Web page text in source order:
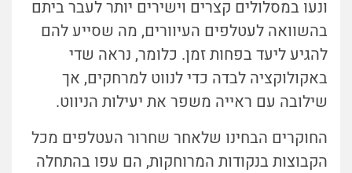
ונעו במסלולים קצרים וישירים יותר לעבר ביתם
בהשוואה לעטלפים העיוורים, מה שסייע להם
להגיע ליעד בפחות זמן. כלומר, נראה שדי
באקולוקציה לבדה כדי לנווט למרחקים, אך
שילובה עם ראייה משפר את יעילות הניווט.
החוקרים הבחינו שלאחר שחרור העטלפים מכל
הקבוצות בנקודות המרוחקות, הם עפו בהתחלה